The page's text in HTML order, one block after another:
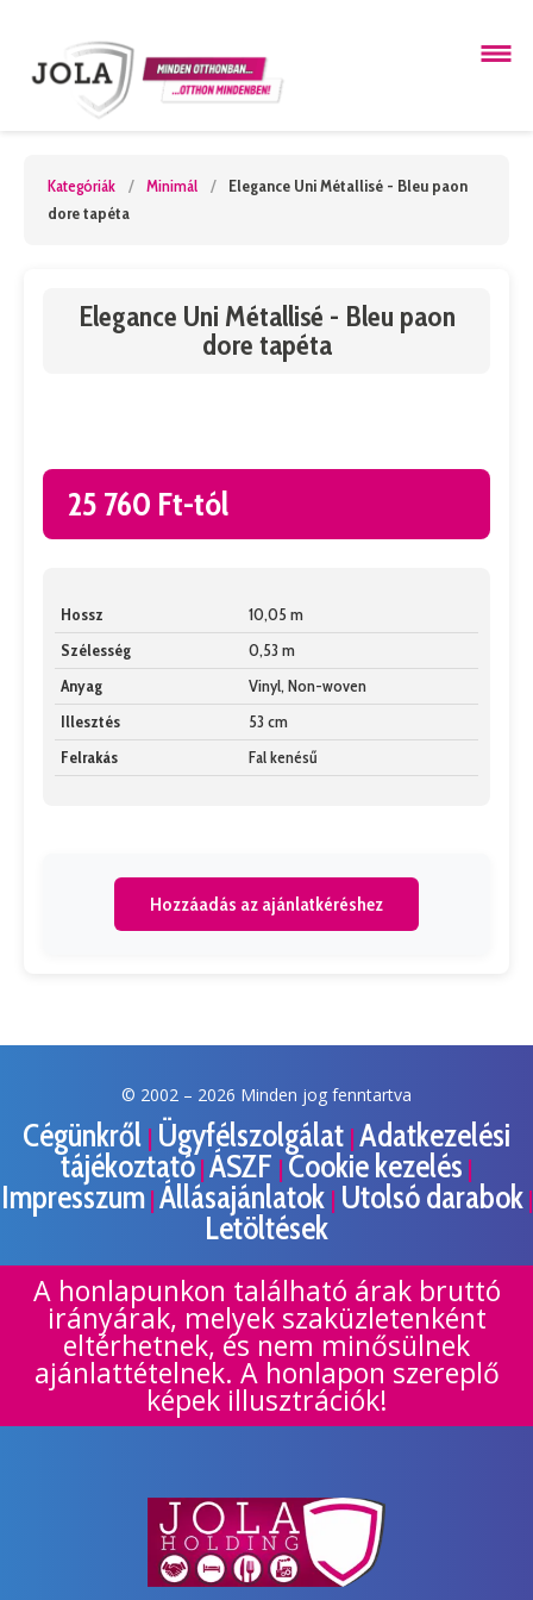
Kategóriák / Minimál /
Elegance Uni Métallisé - Bleu paon
dore tapéta
Elegance Uni Métallisé - Bleu paon
dore tapéta
25 760 Ft-tól
Hossz
10,05 m
Szélesség
0,53 m
Anyag
Vinyl, Non-woven
Illesztés
53 cm
Felrakás
Fal kenésű
Hozzáadás az ajánlatkéréshez
© 2002 – 2026 Minden jog fenntartva
Cégünkről | Ügyfélszolgálat | Adatkezelési
tájékoztató | ÁSZF | Cookie kezelés |
Impresszum| Állásajánlatok | Utolsó darabok|
Letöltések
A honlapunkon található árak bruttó
irányárak, melyek szaküzletenként
eltérhetnek, és nem minősülnek
ajánlattételnek. A honlapon szereplő
képek illusztrációk!